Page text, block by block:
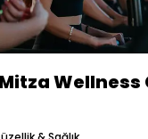
Mitza Wellness